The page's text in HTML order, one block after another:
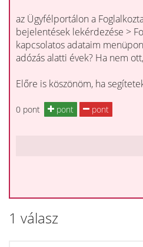
az Ügyfélportálon a
bejelentések lekérdezése >
kapcsolatos adataim
adózás alatti évek? Ha nem
Előre is köszönöm, ha
0 pont pont pont
1 válasz